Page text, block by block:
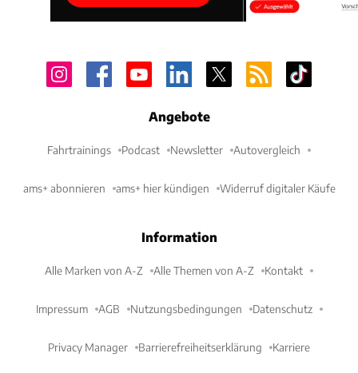
Angebote
Fahrtrainings Podcast Newsletter Autovergleich
ams+ abonnieren ams+ hier kündigen Widerruf digitaler Käufe
Information
Alle Marken von A-Z Alle Themen von A-Z Kontakt
Impressum AGB Nutzungsbedingungen Datenschutz
Privacy Manager Barrierefreiheitserklärung Karriere